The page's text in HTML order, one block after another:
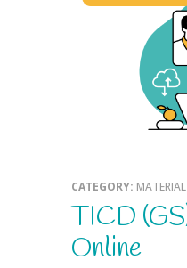
CATEGORY: MATERIAL
TICD (GS)_Material
Online